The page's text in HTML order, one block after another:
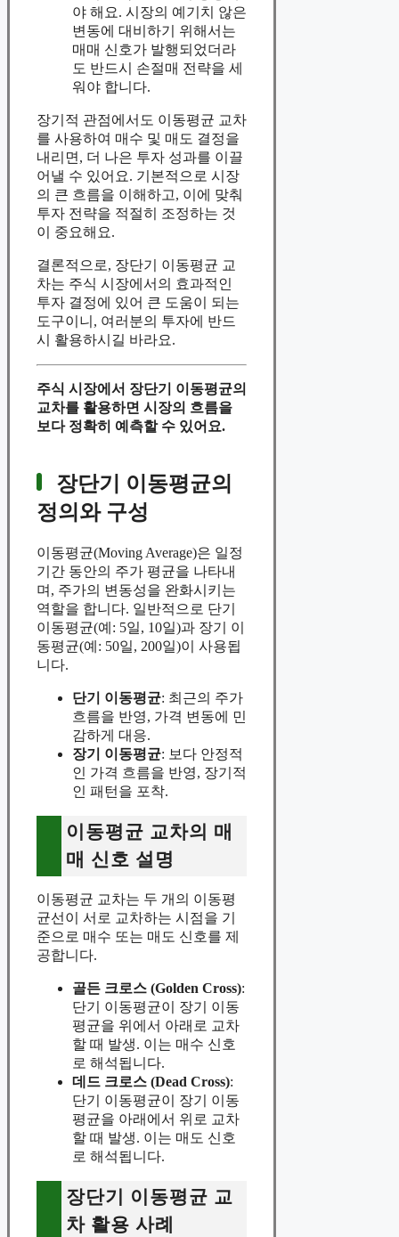
야 해요. 시장의 예기치 않은
변동에 대비하기 위해서는
매매 신호가 발행되었더라
도 반드시 손절매 전략을 세
워야 합니다.
장기적 관점에서도 이동평균 교차
를 사용하여 매수 및 매도 결정을
내리면, 더 나은 투자 성과를 이끌
어낼 수 있어요. 기본적으로 시장
의 큰 흐름을 이해하고, 이에 맞춰
투자 전략을 적절히 조정하는 것
이 중요해요.
결론적으로, 장단기 이동평균 교
차는 주식 시장에서의 효과적인
투자 결정에 있어 큰 도움이 되는
도구이니, 여러분의 투자에 반드
시 활용하시길 바라요.
주식 시장에서 장단기 이동평균의
교차를 활용하면 시장의 흐름을
보다 정확히 예측할 수 있어요.
장단기 이동평균의
정의와 구성
이동평균(Moving Average)은 일정
기간 동안의 주가 평균을 나타내
며, 주가의 변동성을 완화시키는
역할을 합니다. 일반적으로 단기
이동평균(예: 5일, 10일)과 장기 이
동평균(예: 50일, 200일)이 사용됩
니다.
단기 이동평균: 최근의 주가
흐름을 반영, 가격 변동에 민
감하게 대응.
장기 이동평균: 보다 안정적
인 가격 흐름을 반영, 장기적
인 패턴을 포착.
이동평균 교차의 매
매 신호 설명
이동평균 교차는 두 개의 이동평
균선이 서로 교차하는 시점을 기
준으로 매수 또는 매도 신호를 제
공합니다.
골든 크로스 (Golden Cross):
단기 이동평균이 장기 이동
평균을 위에서 아래로 교차
할 때 발생. 이는 매수 신호
로 해석됩니다.
데드 크로스 (Dead Cross):
단기 이동평균이 장기 이동
평균을 아래에서 위로 교차
할 때 발생. 이는 매도 신호
로 해석됩니다.
장단기 이동평균 교
차 활용 사례